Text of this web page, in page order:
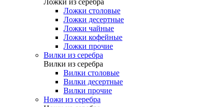
Ложки из серебра
Ложки столовые
Ложки десертные
Ложки чайные
Ложки кофейные
Ложки прочие
Вилки из серебра
Вилки из серебра
Вилки столовые
Вилки десертные
Вилки прочие
Ножи из серебра